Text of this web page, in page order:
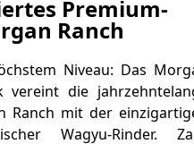
Premium-
Ranch
Niveau: Das
vereint die
Ranch mit der
Wagyu-Rinder.